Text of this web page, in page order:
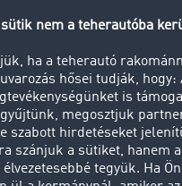
egy átfogó
megrendelési
korlátozása”
zárt fuvarbörzét.